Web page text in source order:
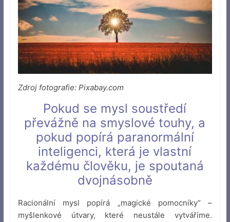
Zdroj fotografie: Pixabay.com
Pokud se mysl soustředí
převážně na smyslové touhy, a
pokud popírá paranormální
inteligenci, která je vlastní
každému člověku, je spoutaná
dvojnásobně
Racionální mysl popírá „magické pomocníky“ –
myšlenkové útvary, které neustále vytváříme.